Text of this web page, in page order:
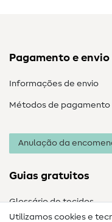
Pagamento e envio
Informações de envio
Métodos de pagamento
Anulação da
Guias gratuitos
Glossário de tecidos
Utilizamos cookies e